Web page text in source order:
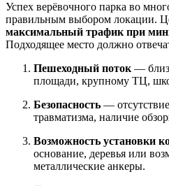
Успех верёвочного парка во
правильным выбором локации.
максимальный трафик при
Подходящее место должно
Пешеходный поток —
площади, крупному ТЦ,
Безопасность —
травматизма, наличие
Возможность установки
основание, деревья или
металлические анкеры.